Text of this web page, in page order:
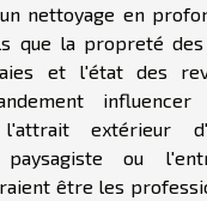
nettoyage en
que la propreté
et l'état des
extérieur
paysagiste ou
être les